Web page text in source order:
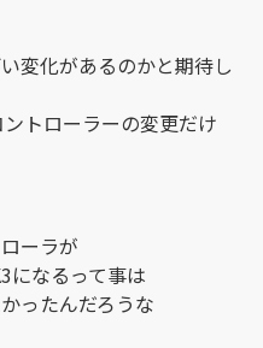
変化があるのかと期待し
トローラーの変更だけ
ーラが
になるって事は
ったんだろうな